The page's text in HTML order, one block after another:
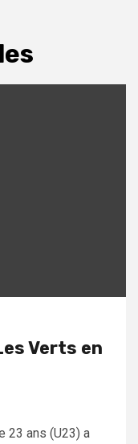
Verts en
23 ans (U23) a